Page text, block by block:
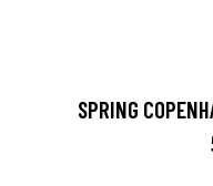
SPRING